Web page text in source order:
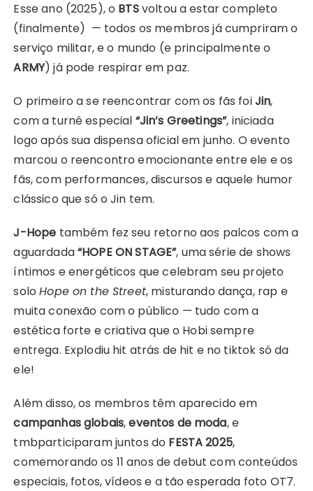
Esse ano (2025), o BTSvoltou a estar completo
(finalmente) — todos os membros já cumpriram o
serviço militar, e o mundo (e principalmente o
ARMY) já pode respirar em paz.
O primeiro a se reencontrar com os fãs foiJin,
com a turnê especial “Jin’s Greetings”, iniciada
logo após sua dispensa oficial em junho. O evento
marcou o reencontro emocionante entre ele e os
fãs, com performances, discursos e aquele humor
clássico que só o Jin tem.
J-Hope também fez seu retorno aos palcos com a
aguardada“HOPE ON STAGE”, uma série de shows
íntimos e energéticos que celebram seu projeto
soloHope on the Street, misturando dança, rap e
muita conexão com o público — tudo com a
estética forte e criativa que o Hobi sempre
entrega. Explodiu hit atrás de hit e no tiktok só da
ele!
Além disso, os membros têm aparecido em
campanhas globais,eventos de moda, e
tmbparticiparam juntos do FESTA 2025,
comemorando os 11 anos de debut com conteúdos
especiais, fotos, vídeos e a tão esperada foto OT7.